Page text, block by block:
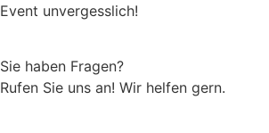
Event unvergesslich!
Sie haben Fragen?
Rufen Sie uns an! Wir helfen gern.